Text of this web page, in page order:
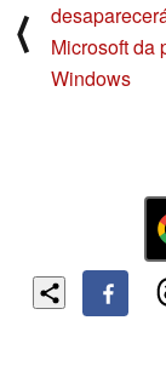
⟨
Microsoft da
Windows